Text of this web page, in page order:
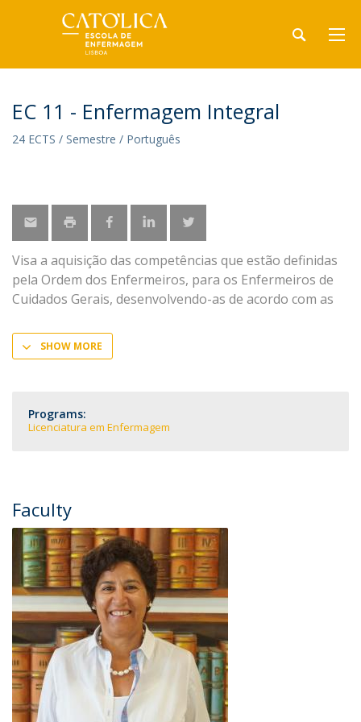
EC 11 - Enfermagem Integral
24 ECTS / Semestre / Português
Visa a aquisição das competências que estão definidas
pela Ordem dos Enfermeiros, para os Enfermeiros de
Cuidados Gerais, desenvolvendo-as de acordo com as
SHOW MORE
Programs:
Licenciatura em Enfermagem
Faculty